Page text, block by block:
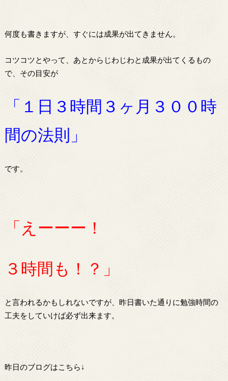
何度も書きますが、すぐには成果が出てきません。
コツコツとやって、あとからじわじわと成果が出てくるもの
で、その目安が
「１日３時間３ヶ月３００時
間の法則」
です。
「えーーー！
３時間も！？」
と言われるかもしれないですが、昨日書いた通りに勉強時間の
工夫をしていけば必ず出来ます。
昨日のブログはこちら↓